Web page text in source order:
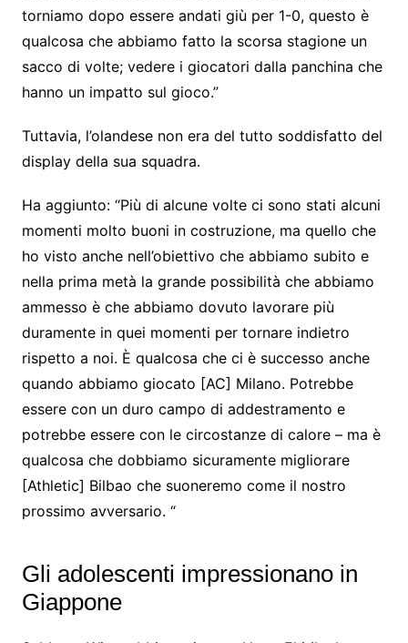
torniamo dopo essere andati giù per 1-0, questo è
qualcosa che abbiamo fatto la scorsa stagione un
sacco di volte; vedere i giocatori dalla panchina che
hanno un impatto sul gioco.”
Tuttavia, l’olandese non era del tutto soddisfatto del
display della sua squadra.
Ha aggiunto: “Più di alcune volte ci sono stati alcuni
momenti molto buoni in costruzione, ma quello che
ho visto anche nell’obiettivo che abbiamo subito e
nella prima metà la grande possibilità che abbiamo
ammesso è che abbiamo dovuto lavorare più
duramente in quei momenti per tornare indietro
rispetto a noi. È qualcosa che ci è successo anche
quando abbiamo giocato [AC] Milano. Potrebbe
essere con un duro campo di addestramento e
potrebbe essere con le circostanze di calore – ma è
qualcosa che dobbiamo sicuramente migliorare
[Athletic] Bilbao che suoneremo come il nostro
prossimo avversario. “
Gli adolescenti impressionano in
Giappone